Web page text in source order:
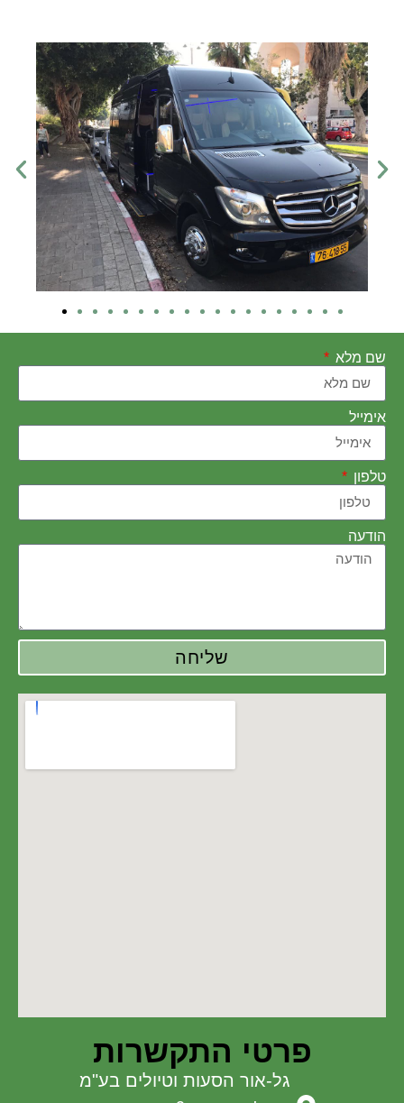
שם מלא
אימייל
טלפון
הודעה
שליחה
פרטי התקשרות
גל-אור הסעות וטיולים בע"מ